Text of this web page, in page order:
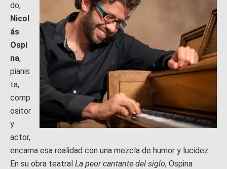
do,
Nicol
ás
Ospi
na,
pianis
ta,
comp
ositor
y
actor,
encarna esa realidad con una mezcla de humor y lucidez.
En su obra teatral La peor cantante del siglo, Ospina